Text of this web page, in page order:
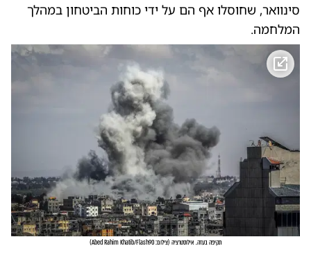
סינוואר, שחוסלו אף הם על ידי כוחות הביטחון במהלך
המלחמה.
תקיפה בעזה. אילוסטרציה (צילום: Abed Rahim Khatib/Flash90 )